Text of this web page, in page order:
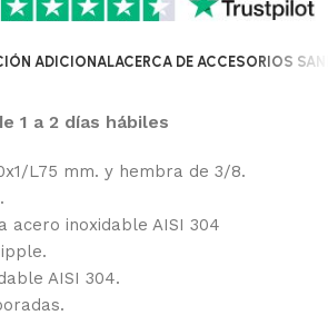
ADICIONALACERCA DE ACCESORIOS
1 a 2 días hábiles
L75 mm. y hembra de 3/8.
acero inoxidable AISI 304
AISI 304.